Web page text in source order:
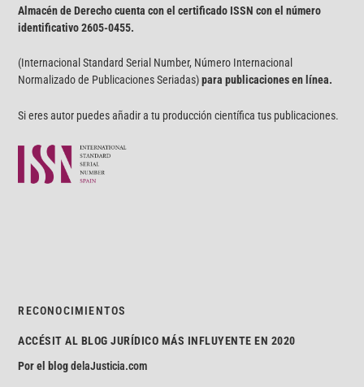
Almacén de Derecho cuenta con el certificado ISSN con el número
identificativo2605-0455.
(Internacional Standard Serial Number, Número Internacional
Normalizado de Publicaciones Seriadas)para publicaciones en línea.
Si eres autor puedes añadir a tu producción científica tus publicaciones.
RECONOCIMIENTOS
ACCÉSIT AL BLOG JURÍDICO MÁS INFLUYENTE EN 2020
Por el blogdelaJusticia.com